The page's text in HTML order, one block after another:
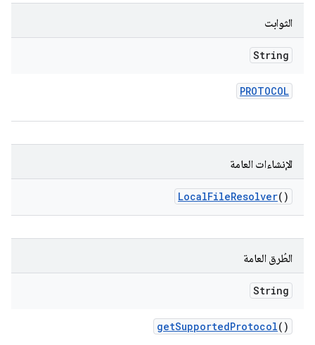
الثوابت
String
PROTOCOL
الإنشاءات العامة
LocalFileResolver()
الطُرق العامة
String
getSupportedProtocol()